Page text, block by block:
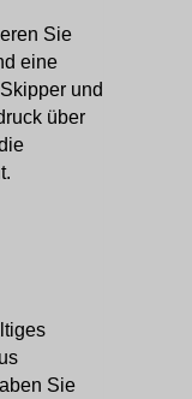
Sie
eine
und
über
Sie